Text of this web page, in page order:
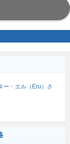
ー・エル（Eru）さ